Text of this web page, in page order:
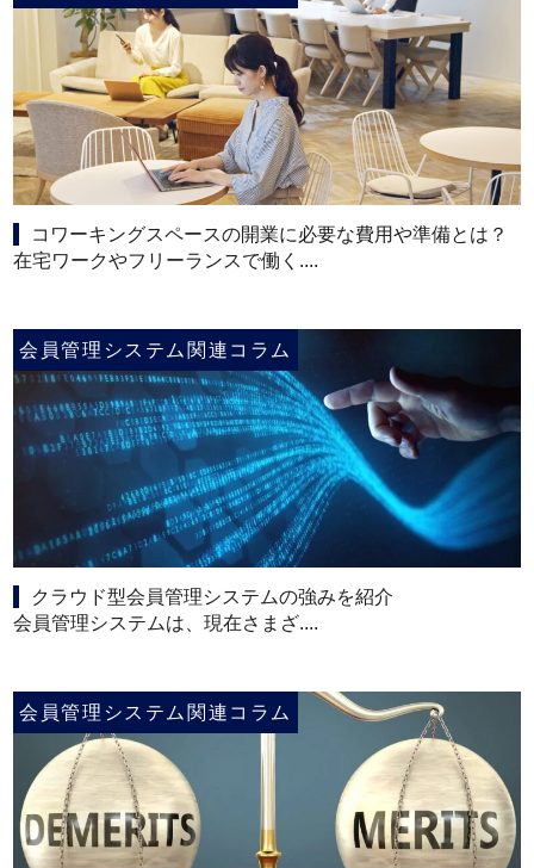
コワーキングスペースの開業に必要な費用や準備とは？
在宅ワークやフリーランスで働く....
会員管理システム関連コラム
クラウド型会員管理システムの強みを紹介
会員管理システムは、現在さまざ....
会員管理システム関連コラム